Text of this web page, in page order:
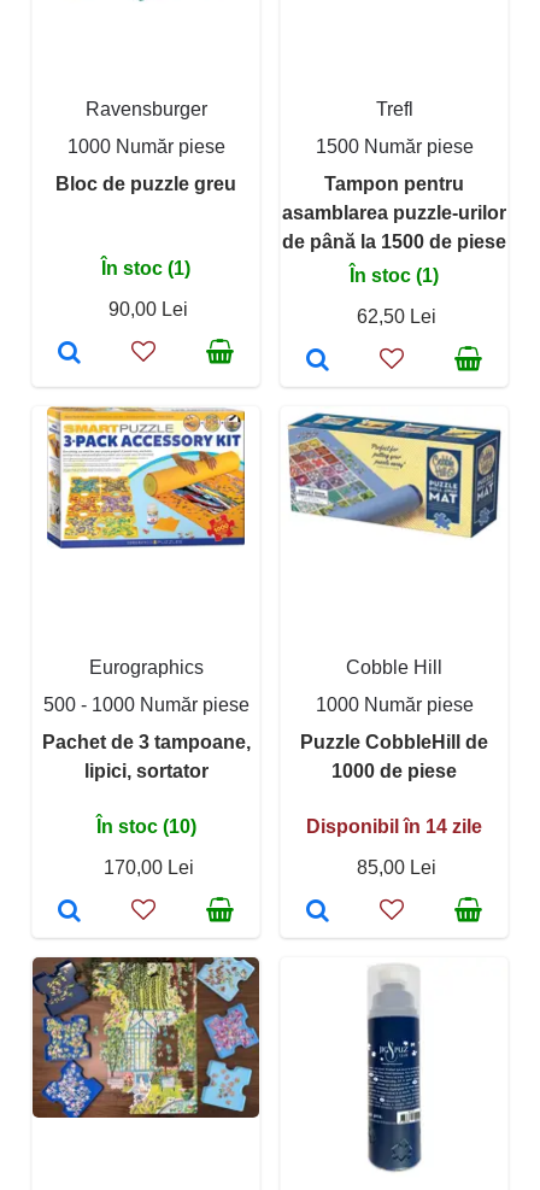
Ravensburger
1000 Număr piese
Bloc de puzzle greu
În stoc (1)
90,00 Lei
Trefl
1500 Număr piese
Tampon pentru
asamblarea puzzle-urilor
de până la 1500 de piese
În stoc (1)
62,50 Lei
Eurographics
500 - 1000 Număr piese
Pachet de 3 tampoane,
lipici, sortator
În stoc (10)
170,00 Lei
Cobble Hill
1000 Număr piese
Puzzle CobbleHill de
1000 de piese
Disponibil în 14 zile
85,00 Lei